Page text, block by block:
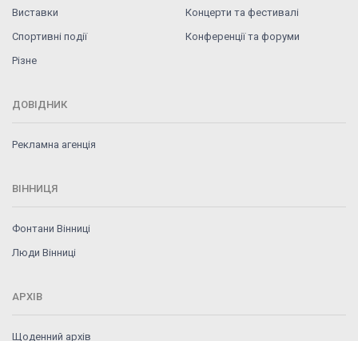
Виставки
Концерти та фестивалі
Спортивні події
Конференції та форуми
Різне
ДОВІДНИК
Рекламна агенція
ВІННИЦЯ
Фонтани Вінниці
Люди Вінниці
АРХІВ
Щоденний архів